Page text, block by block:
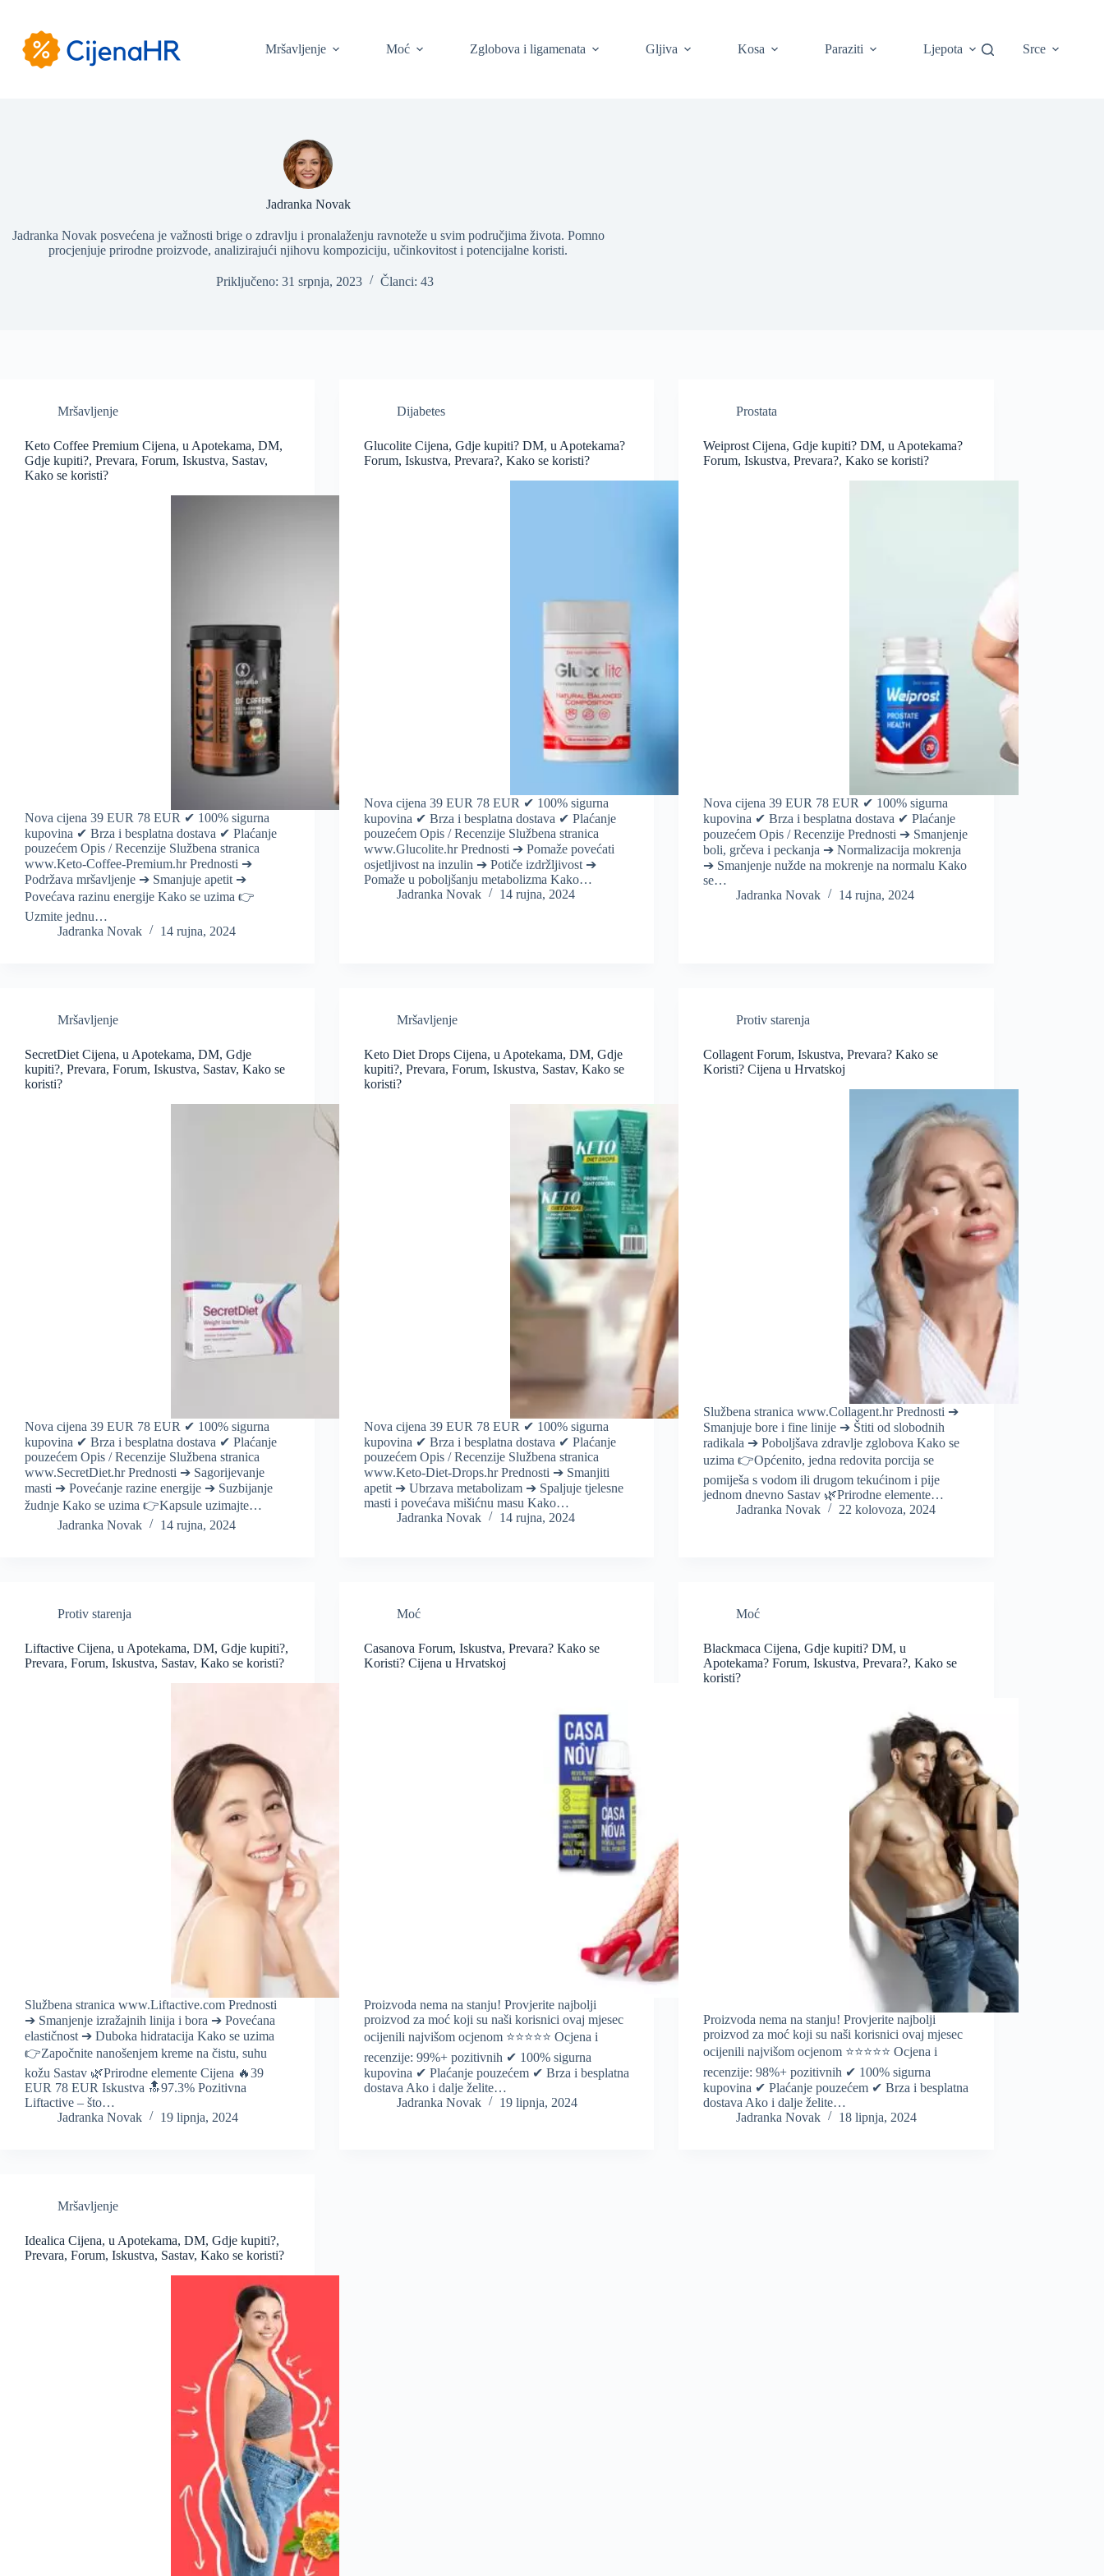
sadržaj
Mršavljenje
Moć Zglobova i ligamenata Gljiva Kosa Paraziti Ljepota Srce
Jadranka Novak
Jadranka Novak posvećena je važnosti brige o zdravlju i pronalaženju ravnoteže u svim područjima života. Pomno
procjenjuje prirodne proizvode, analizirajući njihovu kompoziciju, učinkovitost i potencijalne koristi.
Priključeno: 31 srpnja, 2023 Članci: 43
Mršavljenje
Keto Coffee Premium Cijena, u Apotekama, DM,
Gdje kupiti?, Prevara, Forum, Iskustva, Sastav,
Kako se koristi?
Nova cijena 39 EUR 78 EUR ✔ 100% sigurna
kupovina ✔ Brza i besplatna dostava ✔ Plaćanje
pouzećem Opis / Recenzije Službena stranica
www.Keto-Coffee-Premium.hr Prednosti ➔
Podržava mršavljenje ➔ Smanjuje apetit ➔
Povećava razinu energije Kako se uzima 👉
Uzmite jednu…
Jadranka Novak
14 rujna, 2024
Dijabetes
Glucolite Cijena, Gdje kupiti? DM, u Apotekama?
Forum, Iskustva, Prevara?, Kako se koristi?
Nova cijena 39 EUR 78 EUR ✔ 100% sigurna
kupovina ✔ Brza i besplatna dostava ✔ Plaćanje
pouzećem Opis / Recenzije Službena stranica
www.Glucolite.hr Prednosti ➔ Pomaže povećati
osjetljivost na inzulin ➔ Potiče izdržljivost ➔
Pomaže u poboljšanju metabolizma Kako…
Jadranka Novak
14 rujna, 2024
Prostata
Weiprost Cijena, Gdje kupiti? DM, u Apotekama?
Forum, Iskustva, Prevara?, Kako se koristi?
Nova cijena 39 EUR 78 EUR ✔ 100% sigurna
kupovina ✔ Brza i besplatna dostava ✔ Plaćanje
pouzećem Opis / Recenzije Prednosti ➔ Smanjenje
boli, grčeva i peckanja ➔ Normalizacija mokrenja
➔ Smanjenje nužde na mokrenje na normalu Kako
se…
Jadranka Novak
14 rujna, 2024
Mršavljenje
SecretDiet Cijena, u Apotekama, DM, Gdje
kupiti?, Prevara, Forum, Iskustva, Sastav, Kako se
koristi?
Nova cijena 39 EUR 78 EUR ✔ 100% sigurna
kupovina ✔ Brza i besplatna dostava ✔ Plaćanje
pouzećem Opis / Recenzije Službena stranica
www.SecretDiet.hr Prednosti ➔ Sagorijevanje
masti ➔ Povećanje razine energije ➔ Suzbijanje
žudnje Kako se uzima 👉Kapsule uzimajte…
Jadranka Novak
14 rujna, 2024
Mršavljenje
Keto Diet Drops Cijena, u Apotekama, DM, Gdje
kupiti?, Prevara, Forum, Iskustva, Sastav, Kako se
koristi?
Nova cijena 39 EUR 78 EUR ✔ 100% sigurna
kupovina ✔ Brza i besplatna dostava ✔ Plaćanje
pouzećem Opis / Recenzije Službena stranica
www.Keto-Diet-Drops.hr Prednosti ➔ Smanjiti
apetit ➔ Ubrzava metabolizam ➔ Spaljuje tjelesne
masti i povećava mišićnu masu Kako…
Jadranka Novak
14 rujna, 2024
Protiv starenja
Collagent Forum, Iskustva, Prevara? Kako se
Koristi? Cijena u Hrvatskoj
Službena stranica www.Collagent.hr Prednosti ➔
Smanjuje bore i fine linije ➔ Štiti od slobodnih
radikala ➔ Poboljšava zdravlje zglobova Kako se
uzima 👉Općenito, jedna redovita porcija se
pomiješa s vodom ili drugom tekućinom i pije
jednom dnevno Sastav 🌿Prirodne elemente…
Jadranka Novak
22 kolovoza, 2024
Protiv starenja
Liftactive Cijena, u Apotekama, DM, Gdje kupiti?,
Prevara, Forum, Iskustva, Sastav, Kako se koristi?
Službena stranica www.Liftactive.com Prednosti
➔ Smanjenje izražajnih linija i bora ➔ Povećana
elastičnost ➔ Duboka hidratacija Kako se uzima
👉Započnite nanošenjem kreme na čistu, suhu
kožu Sastav 🌿Prirodne elemente Cijena 🔥39
EUR 78 EUR Iskustva 🔝97.3% Pozitivna
Liftactive – što…
Jadranka Novak
19 lipnja, 2024
Moć
Casanova Forum, Iskustva, Prevara? Kako se
Koristi? Cijena u Hrvatskoj
Proizvoda nema na stanju! Provjerite najbolji
proizvod za moć koji su naši korisnici ovaj mjesec
ocijenili najvišom ocjenom ⭐️⭐️⭐️⭐️⭐️ Ocjena i
recenzije: 99%+ pozitivnih ✔ 100% sigurna
kupovina ✔ Plaćanje pouzećem ✔ Brza i besplatna
dostava Ako i dalje želite…
Jadranka Novak
19 lipnja, 2024
Moć
Blackmaca Cijena, Gdje kupiti? DM, u
Apotekama? Forum, Iskustva, Prevara?, Kako se
koristi?
Proizvoda nema na stanju! Provjerite najbolji
proizvod za moć koji su naši korisnici ovaj mjesec
ocijenili najvišom ocjenom ⭐️⭐️⭐️⭐️⭐️ Ocjena i
recenzije: 98%+ pozitivnih ✔ 100% sigurna
kupovina ✔ Plaćanje pouzećem ✔ Brza i besplatna
dostava Ako i dalje želite…
Jadranka Novak
18 lipnja, 2024
Mršavljenje
Idealica Cijena, u Apotekama, DM, Gdje kupiti?,
Prevara, Forum, Iskustva, Sastav, Kako se koristi?